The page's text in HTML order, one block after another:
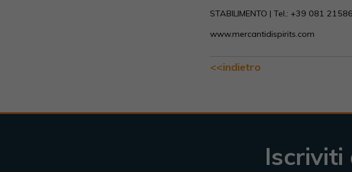
STABILIMENTO | Tel.: +39 081
www.mercantidispirits.com
<<indietro